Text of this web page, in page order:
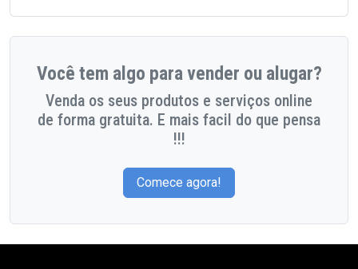
Você tem algo para vender ou alugar?
Venda os seus produtos e serviços online
de forma gratuita. E mais facil do que pensa
!!!
Comece agora!